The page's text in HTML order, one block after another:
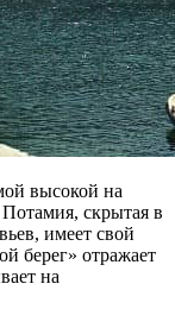
высокой на
скрытая в
имеет свой
берег» отражает
на